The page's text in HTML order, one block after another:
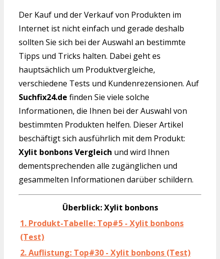
Der Kauf und der Verkauf von Produkten im
Internet ist nicht einfach und gerade deshalb
sollten Sie sich bei der Auswahl an bestimmte
Tipps und Tricks halten. Dabei geht es
hauptsächlich um Produktvergleiche,
verschiedene Tests und Kundenrezensionen. Auf
Suchfix24.de finden Sie viele solche
Informationen, die Ihnen bei der Auswahl von
bestimmten Produkten helfen. Dieser Artikel
beschäftigt sich ausführlich mit dem Produkt:
Xylit bonbons Vergleich und wird Ihnen
dementsprechenden alle zugänglichen und
gesammelten Informationen darüber schildern.
Überblick: Xylit bonbons
1. Produkt-Tabelle: Top#5 - Xylit bonbons
(Test)
2. Auflistung: Top#30 - Xylit bonbons (Test)